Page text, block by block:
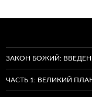
ЗАКОН БОЖИЙ:
ЧАСТЬ 1: ВЕЛИКИЙ